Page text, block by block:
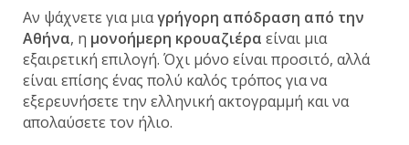
Αν ψάχνετε για μιαγρήγορη απόδραση από την
Αθήνα, η μονοήμερη κρουαζιέρα είναι μια
εξαιρετική επιλογή. Όχι μόνο είναι προσιτό, αλλά
είναι επίσης ένας πολύ καλός τρόπος για να
εξερευνήσετε την ελληνική ακτογραμμή και να
απολαύσετε τον ήλιο.